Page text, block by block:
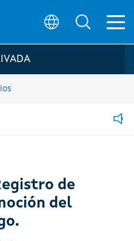
de la
de
del